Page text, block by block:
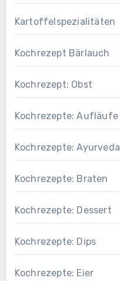
Kartoffelspezialitäten
Kochrezept Bärlauch
Kochrezept: Obst
Kochrezepte: Aufläufe
Kochrezepte: Ayurveda
Kochrezepte: Braten
Kochrezepte: Dessert
Kochrezepte: Dips
Kochrezepte: Eier